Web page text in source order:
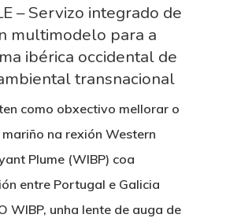
– Servizo integrado de
multimodelo para a
ibérica occidental de
transnacional
como obxectivo mellorar o
na rexión Western
Plume (WIBP) coa
entre Portugal e Galicia
WIBP, unha lente de auga de